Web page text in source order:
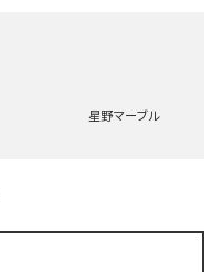
星野マーブル